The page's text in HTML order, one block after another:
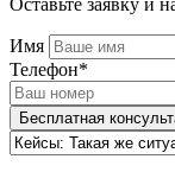
Имя
Телефон*
Бесплатная